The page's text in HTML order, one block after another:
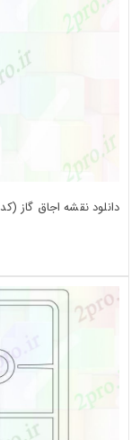
دانلود نقشه اجاق گاز (کد31028)